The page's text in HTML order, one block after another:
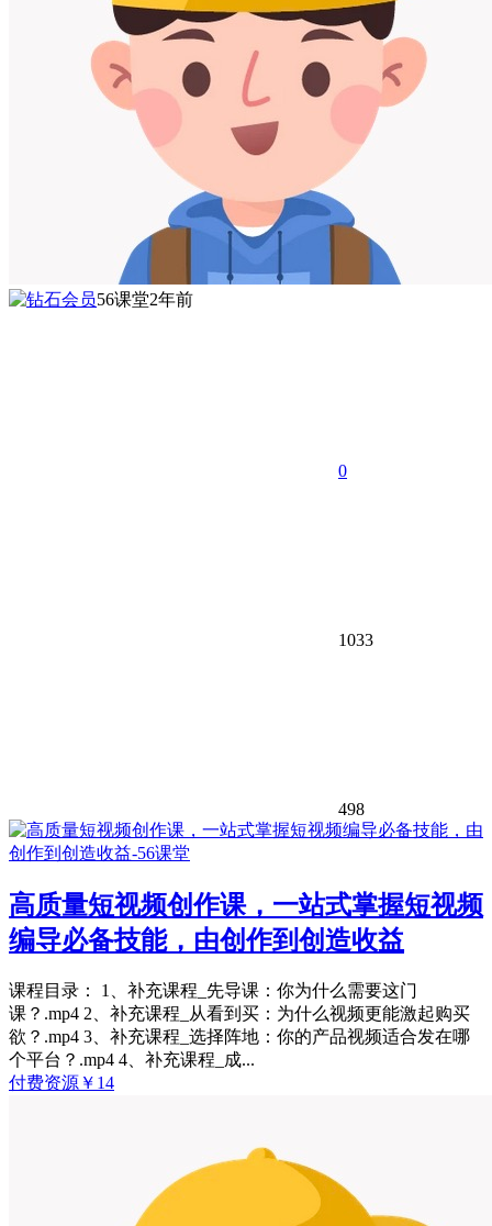
56课堂2年前
0
1033
498
高质量短视频创作课，一站式掌握短视频
编导必备技能，由创作到创造收益
课程目录： 1、补充课程_先导课：你为什么需要这门
课？.mp4 2、补充课程_从看到买：为什么视频更能激起购买
欲？.mp4 3、补充课程_选择阵地：你的产品视频适合发在哪
个平台？.mp4 4、补充课程_成...
付费资源 ￥ 14